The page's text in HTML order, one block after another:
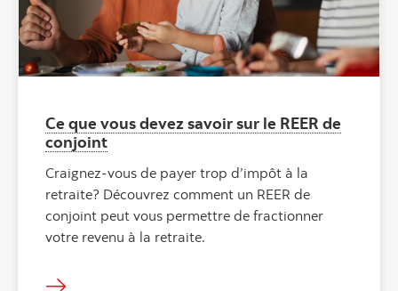
Ce que vous devez savoir sur le REER de
conjoint
Craignez-vous de payer trop d’impôt à la
retraite? Découvrez comment un REER de
conjoint peut vous permettre de fractionner
votre revenu à la retraite.